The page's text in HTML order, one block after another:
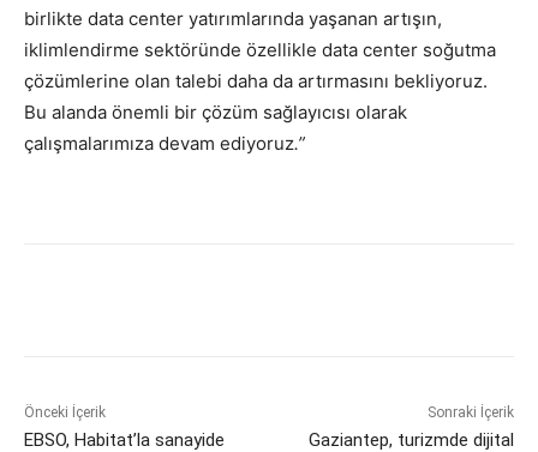
birlikte data center yatırımlarında yaşanan artışın,
iklimlendirme sektöründe özellikle data center soğutma
çözümlerine olan talebi daha da artırmasını bekliyoruz.
Bu alanda önemli bir çözüm sağlayıcısı olarak
çalışmalarımıza devam ediyoruz.”
Önceki İçerik
EBSO, Habitat’la sanayide
Sonraki İçerik
​Gaziantep, turizmde dijital